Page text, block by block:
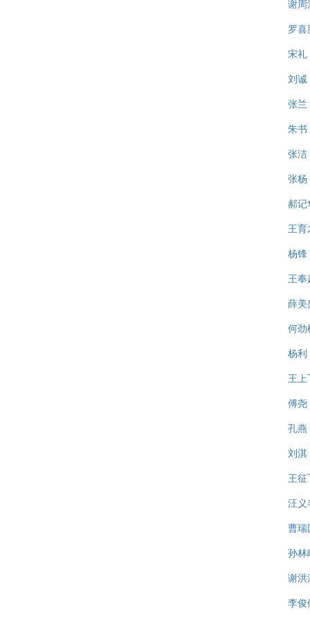
谢周
罗喜
宋礼
刘诚
张兰
朱书
张洁
张杨
郝记
王育
杨锋
王奉
薛美
何劲
杨利
王上
傅尧
孔燕
刘淇
王征
汪义
曹瑞
孙林
谢洪
李俊